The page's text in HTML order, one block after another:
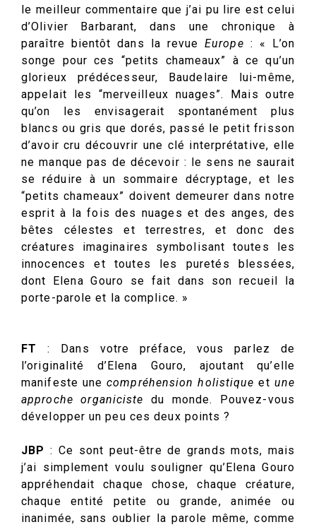
le meilleur commentaire que j’ai pu lire est celui
d’Olivier Barbarant, dans une chronique à
paraître bientôt dans la revueEurope : « L’on
songe pour ces “petits chameaux” à ce qu’un
glorieux prédécesseur, Baudelaire lui-même,
appelait les “merveilleux nuages”. Mais outre
qu’on les envisagerait spontanément plus
blancs ou gris que dorés, passé le petit frisson
d’avoir cru découvrir une clé interprétative, elle
ne manque pas de décevoir : le sens ne saurait
se réduire à un sommaire décryptage, et les
“petits chameaux” doivent demeurer dans notre
esprit à la fois des nuages et des anges, des
bêtes célestes et terrestres, et donc des
créatures imaginaires symbolisant toutes les
innocences et toutes les puretés blessées,
dont Elena Gouro se fait dans son recueil la
porte-parole et la complice. »
FT
: Dans votre préface, vous parlez de
l’originalité d’Elena Gouro, ajoutant qu’elle
manifeste unecompréhension holistique et une
approche organiciste du monde. Pouvez-vous
développer un peu ces deux points ?
JBP : Ce sont peut-être de grands mots, mais
j’ai simplement voulu souligner qu’Elena Gouro
appréhendait chaque chose, chaque créature,
chaque entité petite ou grande, animée ou
inanimée, sans oublier la parole même, comme